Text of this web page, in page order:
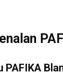
PAFIKA